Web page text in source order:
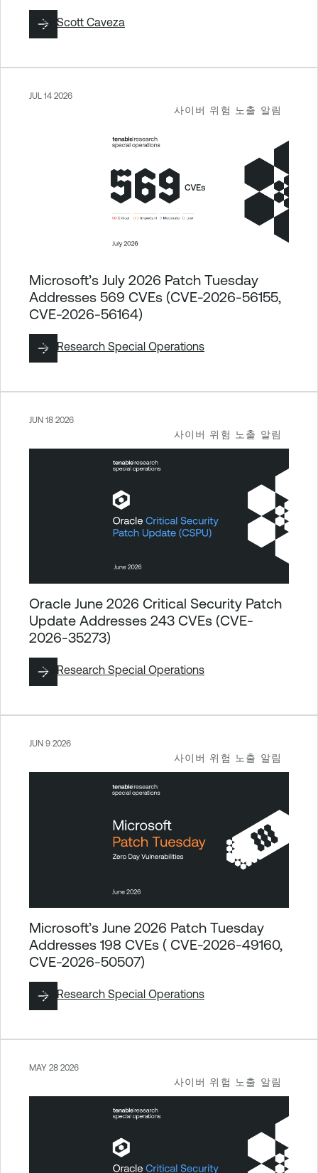
작성: Scott Caveza
사이버 위험 노출 알림
JUL 14 2026
Microsoft’s July 2026 Patch Tuesday
Addresses 569 CVEs (CVE-2026-56155,
CVE-2026-56164)
작성: Research Special Operations
사이버 위험 노출 알림
JUN 18 2026
Oracle June 2026 Critical Security Patch
Update Addresses 243 CVEs (CVE-
2026-35273)
작성: Research Special Operations
사이버 위험 노출 알림
JUN 9 2026
Microsoft’s June 2026 Patch Tuesday
Addresses 198 CVEs ( CVE-2026-49160,
CVE-2026-50507)
작성: Research Special Operations
사이버 위험 노출 알림
MAY 28 2026